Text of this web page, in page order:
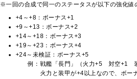
※一回の合成で同一のステータスが以下の強化値
+4～+8：ボーナス+1
+9～+13：ボーナス+2
+14～+18：ボーナス+3
+19～+23：ボーナス+4
+24～未検証：ボーナス+5
例：戦艦「長門」（火力+5 対空+1 装
火力と装甲が+4以上なので、ボー